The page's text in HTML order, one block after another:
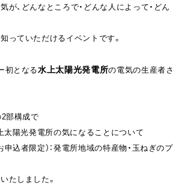
が、どんなところで・どんな人によって・どん
っていただけるイベントです。
初となる水上太陽光発電所の電気の生産者さ
2部構成で
上太陽光発電所の気になることについて
申込者限定）：発電所地域の特産物・玉ねぎのプ
たしました。